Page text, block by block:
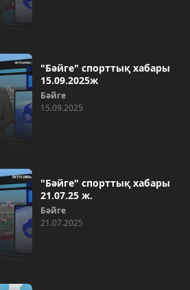
"Бәйге" спорттық хабары
15.09.2025ж
Бәйге
15.09.2025
"Бәйге" спорттық хабары
21.07.25 ж.
Бәйге
21.07.2025